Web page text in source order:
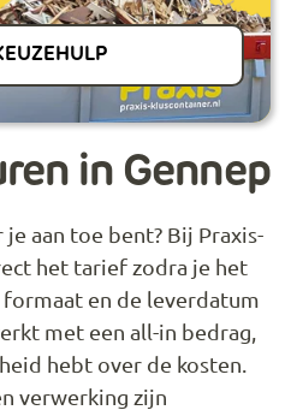
in Gennep
aan toe bent? Bij Praxis-
het tarief zodra je het
en de leverdatum
met een all-in bedrag,
hebt over de kosten.
verwerking zijn